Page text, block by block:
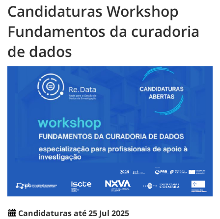
Candidaturas Workshop
Fundamentos da curadoria
de dados
Candidaturas até 25 Jul 2025